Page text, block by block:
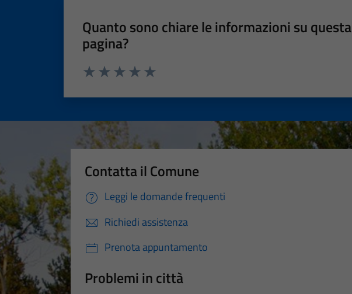
Quanto sono chiare le informazioni su questa
pagina?
Contatta il Comune
Leggi le domande frequenti
Richiedi assistenza
Prenota appuntamento
Problemi in città